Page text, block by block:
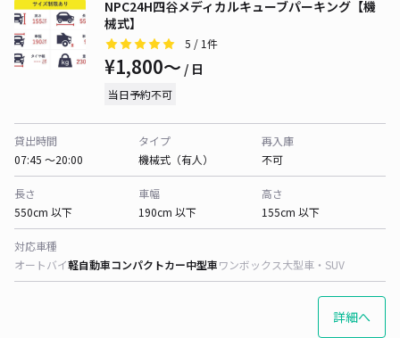
NPC24H四谷メディカルキューブパーキング【機
械式】
5 / 1件
¥1,800〜 / 日
当日予約不可
貸出時間
07:45 〜20:00
タイプ
機械式（有人）
再入庫
不可
長さ
550cm 以下
車幅
190cm 以下
高さ
155cm 以下
対応車種
オートバイ軽自動車コンパクトカー中型車ワンボックス大型車・SUV
詳細へ